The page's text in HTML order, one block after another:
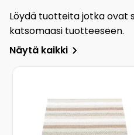
Löydä tuotteita jotka ovat
katsomaasi tuotteeseen.
Näytä kaikki